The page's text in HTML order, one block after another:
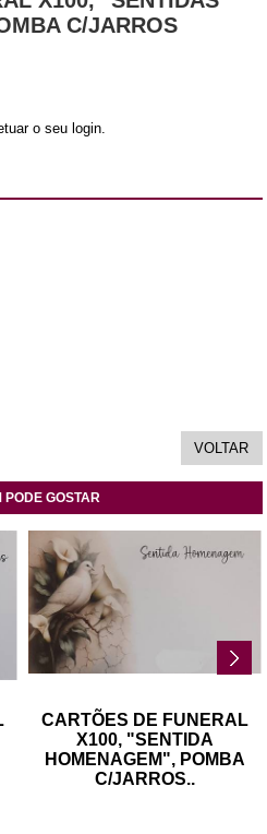
C/JARROS
o seu login.
PODE GOSTAR
CARTÕES DE FUNERAL
X100, "SENTIDA
HOMENAGEM", POMBA
C/JARROS..